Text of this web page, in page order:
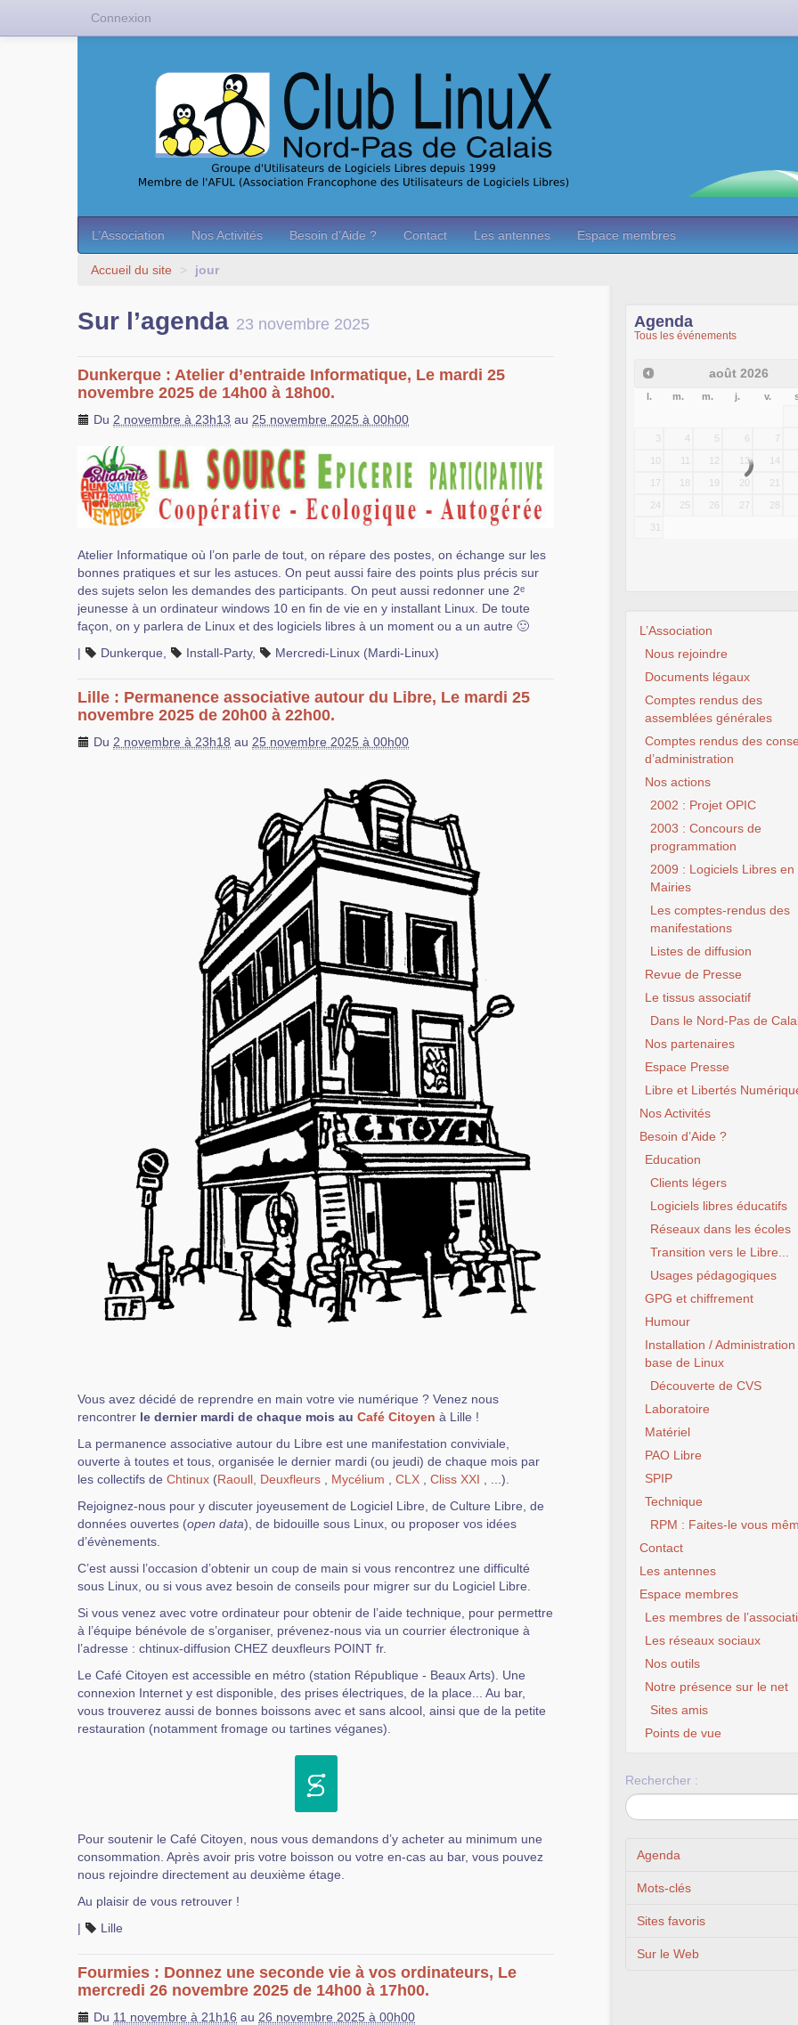
L’Association Nos Activités Besoin d’Aide ? Contact Les antennes Espace membres
Accueil du site > jour
Sur l’agenda 23 novembre 2025
Dunkerque : Atelier d’entraide Informatique, Le mardi 25
novembre 2025 de 14h00 à 18h00.
Du 2 novembre à 23h13 au 25 novembre 2025 à 00h00
Atelier Informatique où l’on parle de tout, on répare des postes, on échange sur les
bonnes pratiques et sur les astuces. On peut aussi faire des points plus précis sur
des sujets selon les demandes des participants. On peut aussi redonner une 2ᵉ
jeunesse à un ordinateur windows 10 en fin de vie en y installant Linux. De toute
façon, on y parlera de Linux et des logiciels libres à un moment ou a un autre 🙂
|
Dunkerque Install-Party, Mercredi-Linux (Mardi-Linux)
Lille : Permanence associative autour du Libre, Le mardi 25
novembre 2025 de 20h00 à 22h00.
Du 2 novembre à 23h18 au 25 novembre 2025 à 00h00
Vous avez décidé de reprendre en main votre vie numérique ? Venez nous
rencontrer le dernier mardi de chaque mois au Café Citoyen à Lille !
La permanence associative autour du Libre est une manifestation conviviale,
ouverte à toutes et tous, organisée le dernier mardi (ou jeudi) de chaque mois par
les collectifs de Chtinux (Raoull, Deuxfleurs Mycélium CLX Cliss XXI , ...).
Rejoignez-nous pour y discuter joyeusement de Logiciel Libre, de Culture Libre, de
données ouvertes (open data), de bidouille sous Linux, ou proposer vos idées
d’évènements.
C’est aussi l’occasion d’obtenir un coup de main si vous rencontrez une difficulté
sous Linux, ou si vous avez besoin de conseils pour migrer sur du Logiciel Libre.
Si vous venez avec votre ordinateur pour obtenir de l’aide technique, pour permettre
à l’équipe bénévole de s’organiser, prévenez-nous via un courrier électronique à
l’adresse : chtinux-diffusion CHEZ deuxfleurs POINT fr.
Le Café Citoyen est accessible en métro (station République - Beaux Arts). Une
connexion Internet y est disponible, des prises électriques, de la place... Au bar,
vous trouverez aussi de bonnes boissons avec et sans alcool, ainsi que de la petite
restauration (notamment fromage ou tartines véganes).
Pour soutenir le Café Citoyen, nous vous demandons d’y acheter au minimum une
consommation. Après avoir pris votre boisson ou votre en-cas au bar, vous pouvez
nous rejoindre directement au deuxième étage.
Au plaisir de vous retrouver !
|
Lille
Fourmies : Donnez une seconde vie à vos ordinateurs, Le
mercredi 26 novembre 2025 de 14h00 à 17h00.
Du 11 novembre à 21h16 au 26 novembre 2025 à 00h00
Agenda
Tous les événements
août 2026
l. m. m. j. v.
3 4 5 6 7
10 11 12 13 14
17 18 19 20 21
24 25 26 27 28
31
L’Association
Nous rejoindre
Documents légaux
Comptes rendus des
assemblées générales
Comptes rendus des
d’administration
Nos actions
2002 : Projet OPIC
2003 : Concours de
programmation
2009 : Logiciels Libres en
Mairies
Les comptes-rendus des
manifestations
Listes de diffusion
Revue de Presse
Le tissus associatif
Dans le Nord-Pas de
Nos partenaires
Espace Presse
Libre et Libertés
Nos Activités
Besoin d’Aide ?
Education
Clients légers
Logiciels libres éducatifs
Réseaux dans les écoles
Transition vers le Libre...
Usages pédagogiques
GPG et chiffrement
Humour
Installation / Administration
base de Linux
Découverte de CVS
Laboratoire
Matériel
PAO Libre
SPIP
Technique
RPM : Faites-le vous
Contact
Les antennes
Espace membres
Les membres de
Les réseaux sociaux
Nos outils
Notre présence sur le net
Sites amis
Points de vue
Rechercher :
Agenda
Mots-clés
Sites favoris
Sur le Web
Connexion